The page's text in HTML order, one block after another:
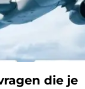
die je